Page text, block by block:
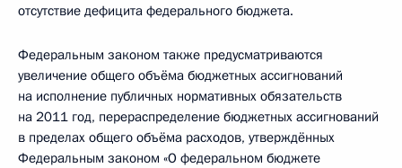
отсутствие дефицита федерального бюджета.
Федеральным законом также предусматриваются
увеличение общего объёма бюджетных ассигнований
на исполнение публичных нормативных обязательств
на 2011 год, перераспределение бюджетных ассигнований
в пределах общего объёма расходов, утверждённых
Федеральным законом «О федеральном бюджете